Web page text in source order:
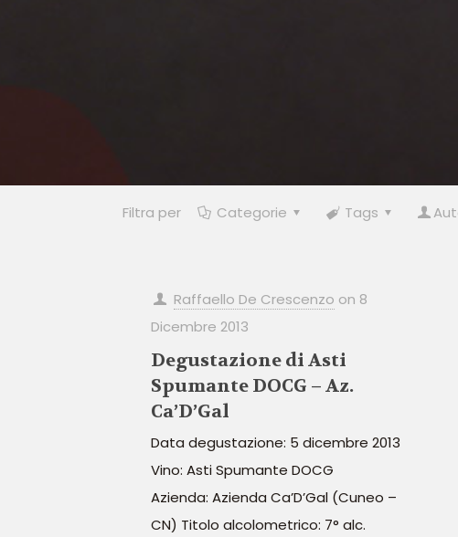
Filtra per Categorie Tags
Raffaello De Crescenzo on 8
Dicembre 2013
Degustazione di Asti
Spumante DOCG – Az.
Ca’D’Gal
Data degustazione: 5 dicembre 2013
Vino: Asti Spumante DOCG
Azienda: Azienda Ca’D’Gal (Cuneo –
CN) Titolo alcolometrico: 7° alc.